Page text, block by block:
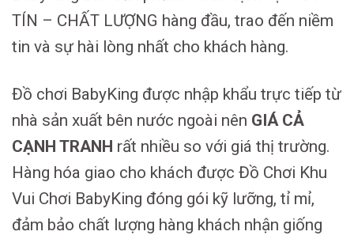
TÍN – CHẤT LƯỢNG hàng đầu, trao đến niềm
tin và sự hài lòng nhất cho khách hàng.
Đồ chơi BabyKing được nhập khẩu trực tiếp từ
nhà sản xuất bên nước ngoài nên GIÁ CẢ
CẠNH TRANH rất nhiều so với giá thị trường.
Hàng hóa giao cho khách được Đồ Chơi Khu
Vui Chơi BabyKing đóng gói kỹ lưỡng, tỉ mỉ,
đảm bảo chất lượng hàng khách nhận giống